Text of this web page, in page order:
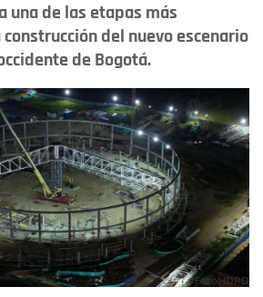
una de las etapas más
del nuevo escenario
de Bogotá.
Foto: IDRD